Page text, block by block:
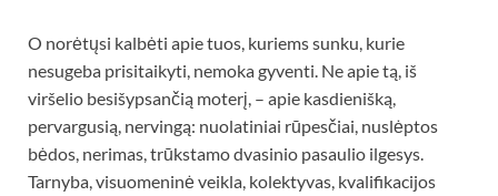
O norėtųsi kalbėti apie tuos, kuriems sunku, kurie
nesugeba prisitaikyti, nemoka gyventi. Ne apie tą, iš
viršelio besišypsančią moterį, – apie kasdienišką,
pervargusią, nervingą: nuolatiniai rūpesčiai, nuslėptos
bėdos, nerimas, trūkstamo dvasinio pasaulio ilgesys.
Tarnyba, visuomeninė veikla, kolektyvas, kvalifikacijos